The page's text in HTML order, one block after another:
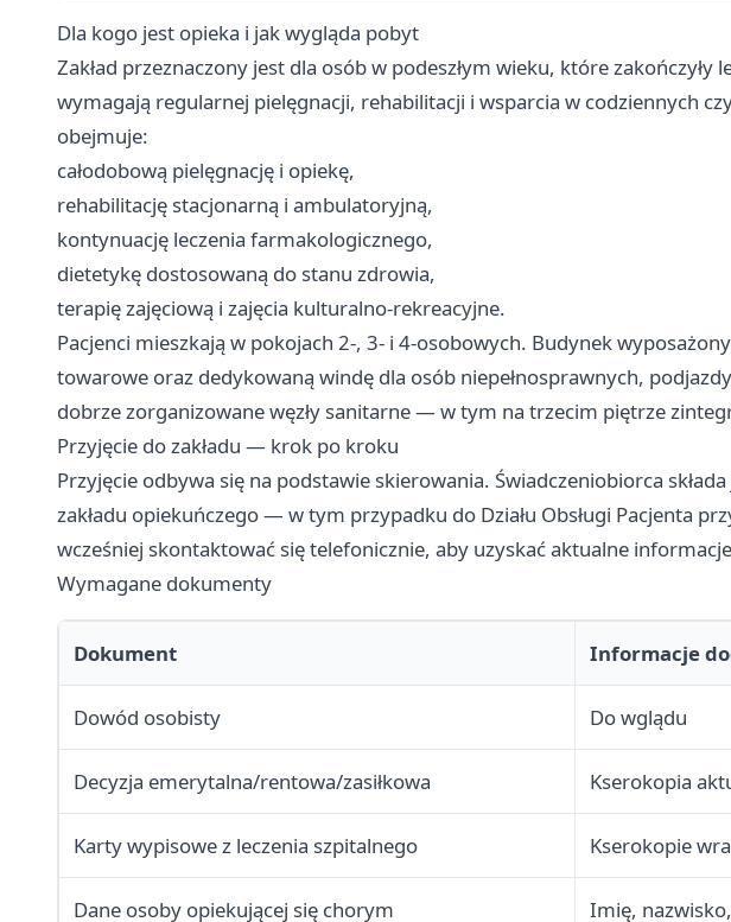
Dla kogo jest opieka i jak wygląda pobyt
Zakład przeznaczony jest dla osób w podeszłym wieku, które zakończyły
wymagają regularnej pielęgnacji, rehabilitacji i wsparcia w codziennych
obejmuje:
całodobową pielęgnację i opiekę,
rehabilitację stacjonarną i ambulatoryjną,
kontynuację leczenia farmakologicznego,
dietetykę dostosowaną do stanu zdrowia,
terapię zajęciową i zajęcia kulturalno-rekreacyjne.
Pacjenci mieszkają w pokojach 2-, 3- i 4-osobowych. Budynek
towarowe oraz dedykowaną windę dla osób niepełnosprawnych,
dobrze zorganizowane węzły sanitarne — w tym na trzecim piętrze
Przyjęcie do zakładu — krok po kroku
Przyjęcie odbywa się na podstawie skierowania. Świadczeniobiorca
zakładu opiekuńczego — w tym przypadku do Działu Obsługi Pacjenta
wcześniej skontaktować się telefonicznie, aby uzyskać aktualne
Wymagane dokumenty
Dokument Informacje
Dowód osobisty Do wglądu
Decyzja emerytalna/rentowa/zasiłkowa Kserokopia
Karty wypisowe z leczenia szpitalnego Kserokopie
Dane osoby opiekującej się chorym
Imię,